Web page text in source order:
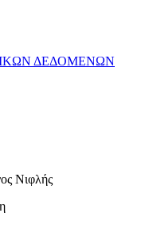
ΔΕΔΟΜΕΝΩΝ
Νιφλής